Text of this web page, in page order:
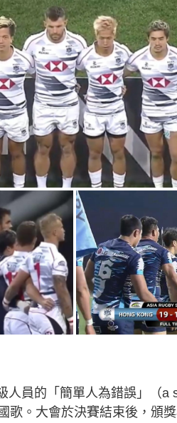
人員的「簡單人為錯誤」（a
歌。大會於決賽結束後，頒